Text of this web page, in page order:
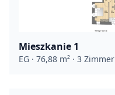
Mieszkanie 1
EG · 76,88 m² · 3 Zimmer